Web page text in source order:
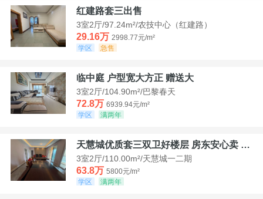
红建路套三出售
3室2厅/97.24m²/农技中心（红建路）
29.16万 2998.77元/m²
学区
急售
临中庭 户型宽大方正 赠送大
3室2厅/104.90m²/巴黎春天
72.8万 6939.94元/m²
学区
满两年
天慧城优质套三双卫好楼层 房东安心卖 价格好谈
3室2厅/110.00m²/天慧城一二期
63.8万 5800元/m²
学区
满两年